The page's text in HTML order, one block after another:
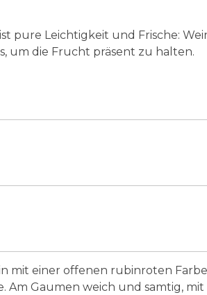
ist pure Leichtigkeit und Frische:
um die Frucht präsent zu halten.
mit einer offenen rubinroten
Gaumen weich und samtig,